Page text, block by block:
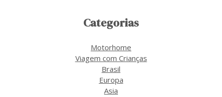
Categorias
Motorhome
Viagem com Crianças
Brasil
Europa
Asia